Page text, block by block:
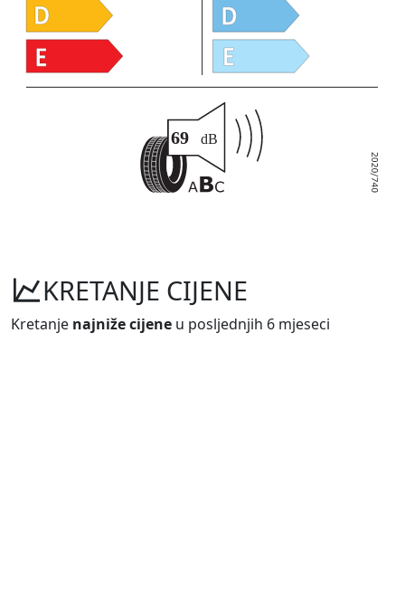
KRETANJE CIJENE
Kretanje najniže cijene u posljednjih 6 mjeseci